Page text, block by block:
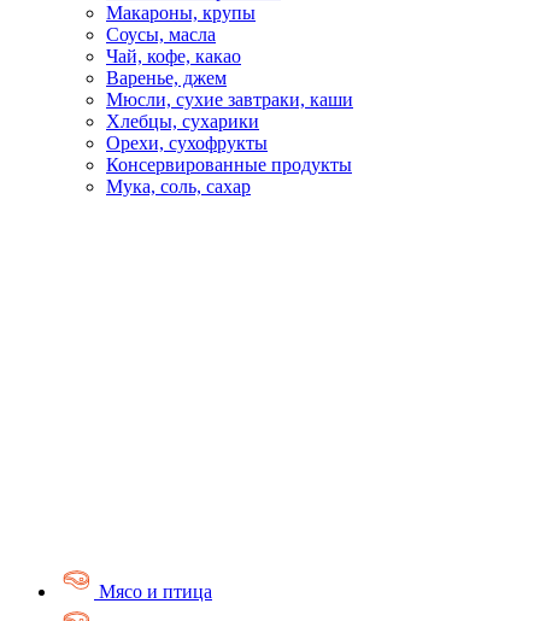
Макароны, крупы
Соусы, масла
Чай, кофе, какао
Варенье, джем
Мюсли, сухие завтраки, каши
Хлебцы, сухарики
Орехи, сухофрукты
Консервированные продукты
Мука, соль, сахар
Мясо и птица